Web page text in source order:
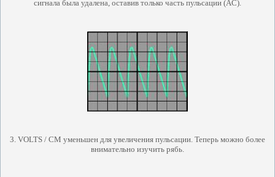
сигнала была удалена, оставив только часть пульсации (AC).
3. VOLTS / CM уменьшен для увеличения пульсации. Теперь можно более
внимательно изучить рябь.